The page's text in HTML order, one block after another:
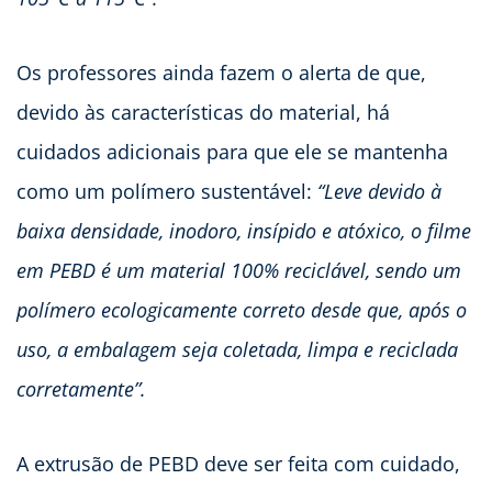
Os professores ainda fazem o alerta de que,
devido às características do material, há
cuidados adicionais para que ele se mantenha
como um polímero sustentável: “Leve devido à
baixa densidade, inodoro, insípido e atóxico, o filme
em PEBD é um material 100% reciclável, sendo um
polímero ecologicamente correto desde que, após o
uso, a embalagem seja coletada, limpa e reciclada
corretamente”.
A extrusão de PEBD deve ser feita com cuidado,